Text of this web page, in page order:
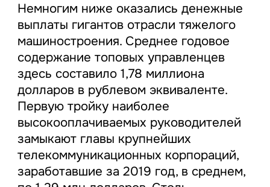
Немногим ниже оказались денежные
выплаты гигантов отрасли тяжелого
машиностроения. Среднее годовое
содержание топовых управленцев
здесь составило 1,78 миллиона
долларов в рублевом эквиваленте.
Первую тройку наиболее
высокооплачиваемых руководителей
замыкают главы крупнейших
телекоммуникационных корпораций,
заработавшие за 2019 год, в среднем,